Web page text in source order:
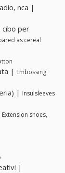
nca |
cibo per
as cereal
| Embossing
| Insulsleeves
Extension shoes,
|